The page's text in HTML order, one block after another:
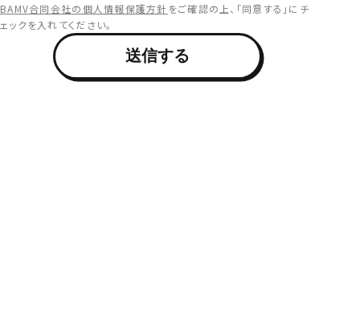
BAMV合同会社の個人情報保護方針をご確認の上、「同意する」にチ
ェックを入れてください。
送信する